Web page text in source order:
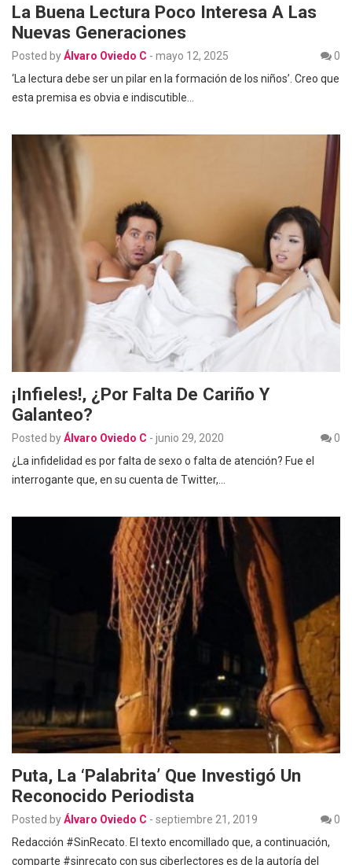
La Buena Lectura Poco Interesa A Las
Nuevas Generaciones
Posted byÁlvaro Oviedo C - mayo 12, 2025
0
‘La lectura debe ser un pilar en la formación de los niños’. Creo que
esta premisa es obvia e indiscutible…
¡Infieles!, ¿Por Falta De Cariño Y
Galanteo?
Posted byÁlvaro Oviedo C - junio 29, 2020
0
¿La infidelidad es por falta de sexo o falta de atención? Fue el
interrogante que, en su cuenta de Twitter,…
Puta, La ‘palabrita’ Que Investigó Un
Reconocido Periodista
Posted byÁlvaro Oviedo C - septiembre 21, 2019
0
Redacción #SinRecato. El texto encomillado que, a continuación,
comparte #sinrecato con sus ciberlectores es de la autoría del